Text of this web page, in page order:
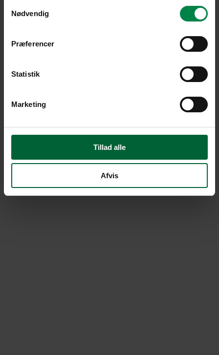
Nødvendig
Præferencer
Statistik
Marketing
Tillad alle
Afvis